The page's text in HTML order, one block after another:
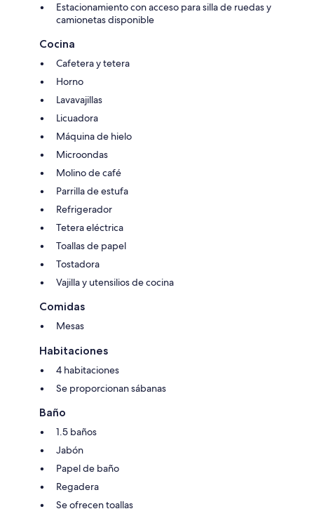
Estacionamiento con acceso para silla de ruedas y
camionetas disponible
Cocina
Cafetera y tetera
Horno
Lavavajillas
Licuadora
Máquina de hielo
Microondas
Molino de café
Parrilla de estufa
Refrigerador
Tetera eléctrica
Toallas de papel
Tostadora
Vajilla y utensilios de cocina
Comidas
Mesas
Habitaciones
4 habitaciones
Se proporcionan sábanas
Baño
1.5 baños
Jabón
Papel de baño
Regadera
Se ofrecen toallas